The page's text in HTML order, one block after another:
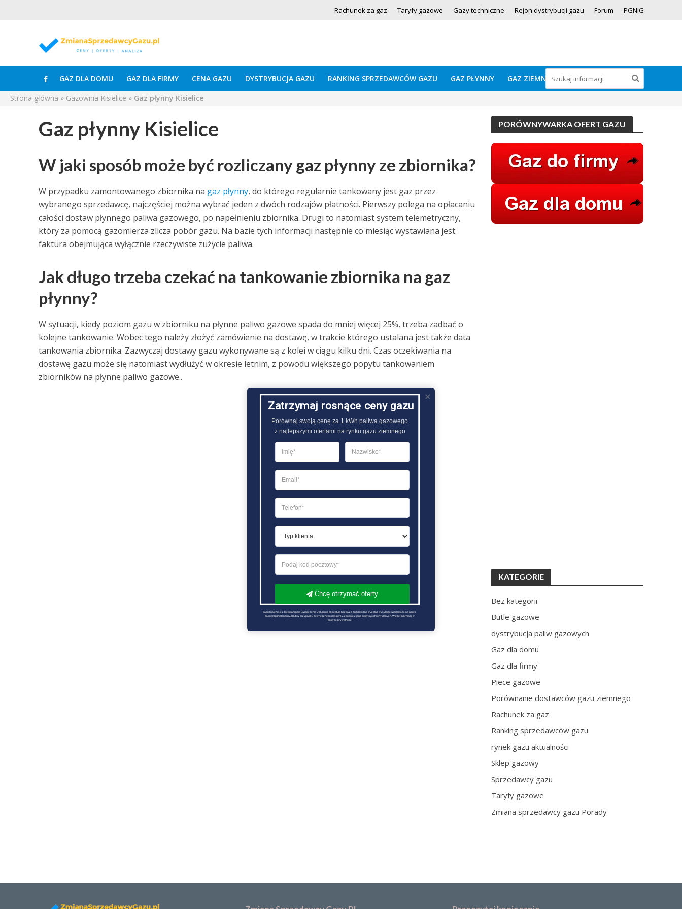
Rachunek za gaz Taryfy gazowe Gazy techniczne Rejon dystrybucji gazu Forum PGNiG
GAZ DLA DOMU GAZ DLA FIRMY CENA GAZU DYSTRYBUCJA GAZU RANKING SPRZEDAWCÓW GAZU GAZ PŁYNNY GAZ ZIEMNY
Strona główna » Gazownia Kisielice » Gaz płynny Kisielice
Gaz płynny Kisielice
W jaki sposób może być rozliczany gaz płynny ze zbiornika?
W przypadku zamontowanego zbiornika na gaz płynny, do którego regularnie tankowany jest gaz przez
wybranego sprzedawcę, najczęściej można wybrać jeden z dwóch rodzajów płatności. Pierwszy polega na opłacaniu
całości dostaw płynnego paliwa gazowego, po napełnieniu zbiornika. Drugi to natomiast system telemetryczny,
który za pomocą gazomierza zlicza pobór gazu. Na bazie tych informacji następnie co miesiąc wystawiana jest
faktura obejmująca wyłącznie rzeczywiste zużycie paliwa.
Jak długo trzeba czekać na tankowanie zbiornika na gaz
płynny?
W sytuacji, kiedy poziom gazu w zbiorniku na płynne paliwo gazowe spada do mniej więcej 25%, trzeba zadbać o
kolejne tankowanie. Wobec tego należy złożyć zamówienie na dostawę, w trakcie którego ustalana jest także data
tankowania zbiornika. Zazwyczaj dostawy gazu wykonywane są z kolei w ciągu kilku dni. Czas oczekiwania na
dostawę gazu może się natomiast wydłużyć w okresie letnim, z powodu większego popytu tankowaniem
zbiorników na płynne paliwo gazowe..
PORÓWNYWARKA OFERT GAZU
KATEGORIE
Bez kategorii
Butle gazowe
dystrybucja paliw gazowych
Gaz dla domu
Gaz dla firmy
Piece gazowe
Porównanie dostawców gazu ziemnego
Rachunek za gaz
Ranking sprzedawców gazu
rynek gazu aktualności
Sklep gazowy
Sprzedawcy gazu
Taryfy gazowe
Zmiana sprzedawcy gazu Porady
Zatrzymaj rosnące ceny gazu
Porównaj swoją cenę za 1 kWh paliwa gazowego
z najlepszymi ofertami na rynku gazu ziemnego
Chcę otrzymać oferty
Zapoznałem się z Regulaminem Świadczenie Usług i go akceptuję Każdą ze zgód można wycofać wysyłając wiadomość na adres
biuro@optimalenergy.pl lub w przypadku zewnętrznego dostawcy, zgodnie z jego polityką ochrony danych. Więcej informacji w
polityce prywatności